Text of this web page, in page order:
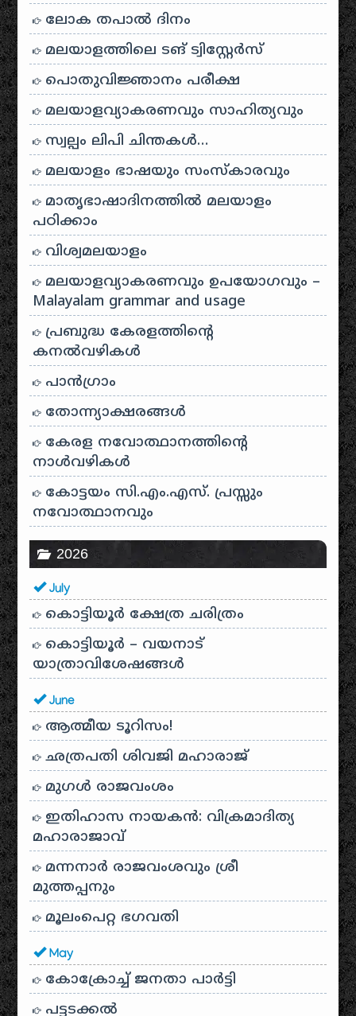
ലോക തപാൽ ദിനം
മലയാളത്തിലെ ടങ് ട്വിസ്റ്റേർസ്
പൊതുവിജ്ഞാനം പരീക്ഷ
മലയാളവ്യാകരണവും സാഹിത്യവും
സ്വല്പം ലിപി ചിന്തകൾ…
മലയാളം ഭാഷയും സംസ്കാരവും
മാതൃഭാഷാദിനത്തിൽ മലയാളം
പഠിക്കാം
വിശ്വമലയാളം
മലയാളവ്യാകരണവും ഉപയോഗവും –
Malayalam grammar and usage
പ്രബുദ്ധ കേരളത്തിന്റെ
കനൽവഴികൾ
പാന്‍ഗ്രാം
തോന്ന്യാക്ഷരങ്ങള്‍
കേരള നവോത്ഥാനത്തിന്റെ
നാൾവഴികൾ
കോട്ടയം സി.എം.എസ്. പ്രസ്സും
നവോത്ഥാനവും
2026
July
കൊട്ടിയൂർ ക്ഷേത്ര ചരിത്രം
കൊട്ടിയൂർ – വയനാട്
യാത്രാവിശേഷങ്ങൾ
June
ആത്മീയ ടൂറിസം!
ഛത്രപതി ശിവജി മഹാരാജ്
മുഗൾ രാജവംശം
ഇതിഹാസ നായകൻ: വിക്രമാദിത്യ
മഹാരാജാവ്
മന്നനാർ രാജവംശവും ശ്രീ
മുത്തപ്പനും
മൂലംപെറ്റ ഭഗവതി
May
കോക്രോച്ച് ജനതാ പാർട്ടി
പട്ടടക്കൽ